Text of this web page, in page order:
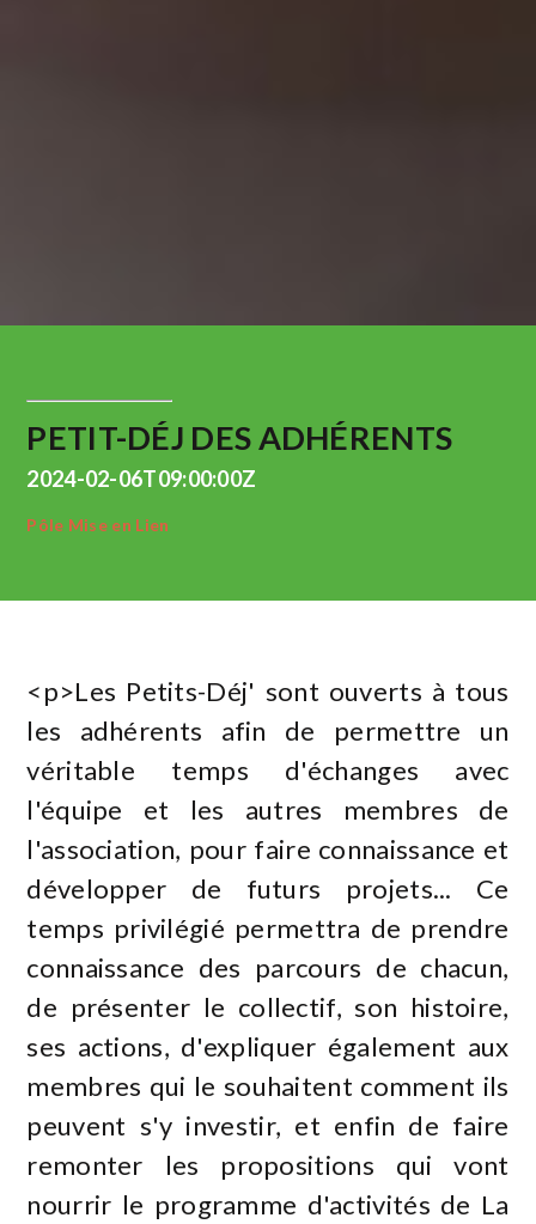
PETIT-DÉJ DES ADHÉRENTS
2024-02-06T09:00:00Z
Pôle Mise en Lien
<p>Les Petits-Déj' sont ouverts à tous
les adhérents afin de permettre un
véritable temps d'échanges avec
l'équipe et les autres membres de
l'association, pour faire connaissance et
développer de futurs projets... Ce
temps privilégié permettra de prendre
connaissance des parcours de chacun,
de présenter le collectif, son histoire,
ses actions, d'expliquer également aux
membres qui le souhaitent comment ils
peuvent s'y investir, et enfin de faire
remonter les propositions qui vont
nourrir le programme d'activités de La